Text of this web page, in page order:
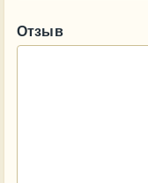
Отзыв